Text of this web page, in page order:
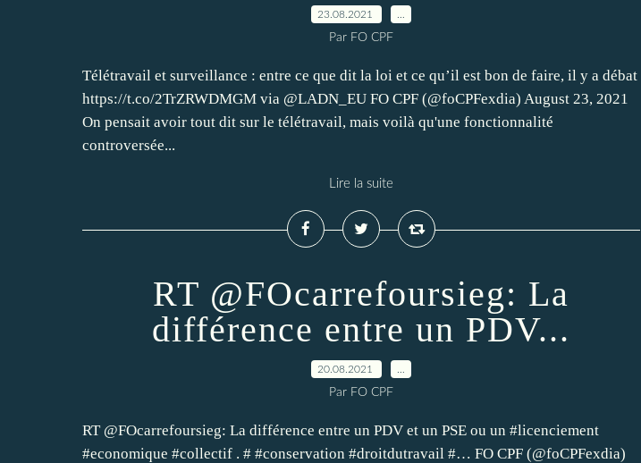
23.08.2021
Par FO CPF
Télétravail et surveillance : entre ce que dit la loi et ce qu’il est bon de faire, il y a débat
https://t.co/2TrZRWDMGM via @LADN_EU FO CPF (@foCPFexdia) August 23, 2021
On pensait avoir tout dit sur le télétravail, mais voilà qu'une fonctionnalité
controversée...
Lire la suite
RT @FOcarrefoursieg: La
différence entre un PDV...
20.08.2021
Par FO CPF
RT @FOcarrefoursieg: La différence entre un PDV et un PSE ou un #licenciement
#economique #collectif . # #conservation #droitdutravail #… FO CPF (@foCPFexdia)